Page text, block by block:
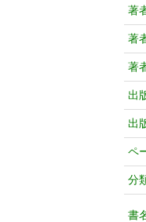
著
著
著
出
出
ペ
分
書